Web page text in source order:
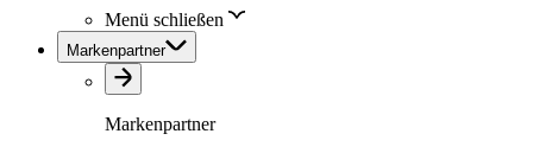
Menü schließen
Markenpartner
Markenpartner